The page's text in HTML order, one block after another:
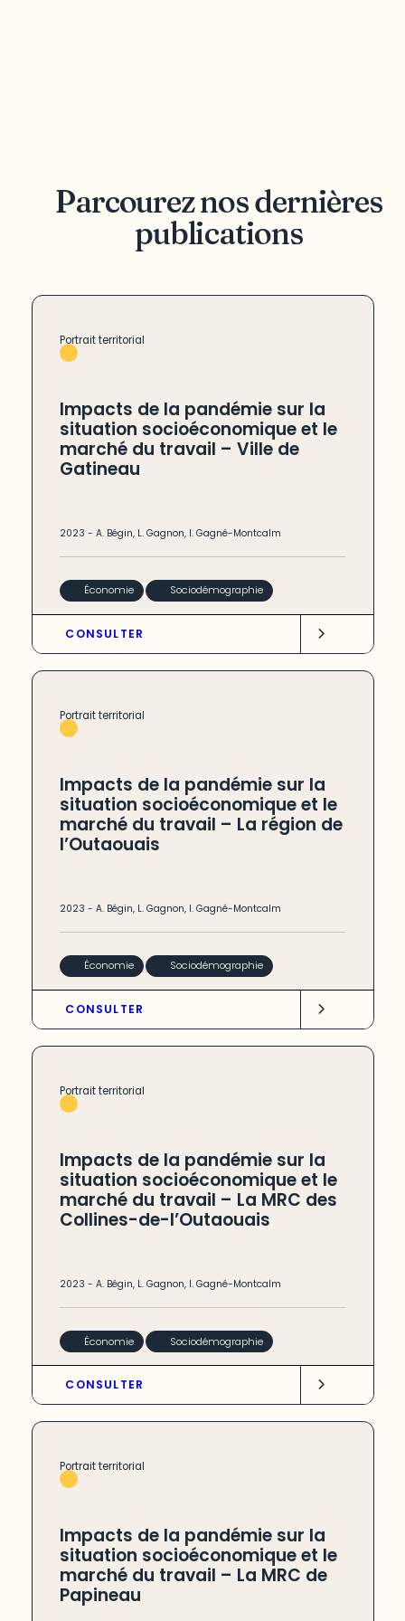
Parcourez nos dernières
publications
Portrait territorial
Impacts de la pandémie sur la
situation socioéconomique et le
marché du travail – Ville de
Gatineau
2023-A. Bégin, L. Gagnon, I. Gagné-Montcalm
Économie Sociodémographie
CONSULTER
Portrait territorial
Impacts de la pandémie sur la
situation socioéconomique et le
marché du travail – La région de
l’Outaouais
2023-A. Bégin, L. Gagnon, I. Gagné-Montcalm
Économie Sociodémographie
CONSULTER
Portrait territorial
Impacts de la pandémie sur la
situation socioéconomique et le
marché du travail – La MRC des
Collines-de-l’Outaouais
2023-A. Bégin, L. Gagnon, I. Gagné-Montcalm
Économie Sociodémographie
CONSULTER
Portrait territorial
Impacts de la pandémie sur la
situation socioéconomique et le
marché du travail – La MRC de
Papineau